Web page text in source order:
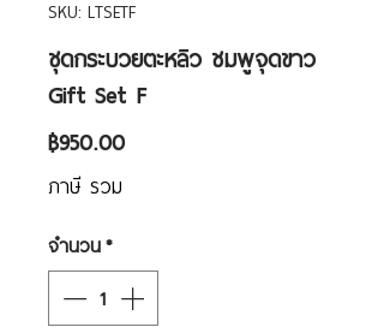
SKU: LTSETF
ชุดกระบวยตะหลิว ชมพูจุดขาว
Gift Set F
฿950.00ราคา
ภาษี รวม
จำนวน*